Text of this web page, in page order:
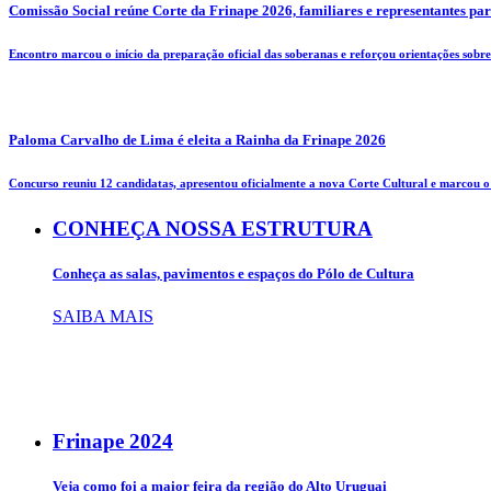
Comissão Social reúne Corte da Frinape 2026, familiares e representantes
Encontro marcou o início da preparação oficial das soberanas e reforçou orientações
Paloma Carvalho de Lima é eleita a Rainha da Frinape 2026
Concurso reuniu 12 candidatas, apresentou oficialmente a nova Corte Cultural e marcou
CONHEÇA NOSSA ESTRUTURA
Conheça as salas, pavimentos e espaços do Pólo de Cultura
SAIBA MAIS
Frinape 2024
Veja como foi a maior feira da região do Alto Uruguai